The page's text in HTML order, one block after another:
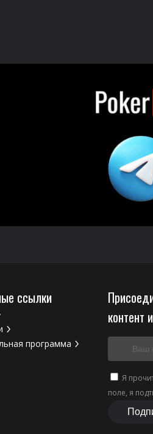
ссылки
программа
контент
Я
поле, я